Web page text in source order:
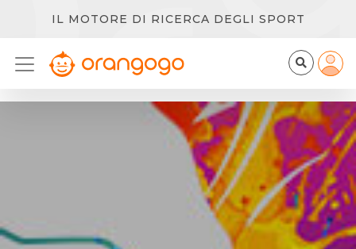
IL MOTORE DI RICERCA DEGLI SPORT